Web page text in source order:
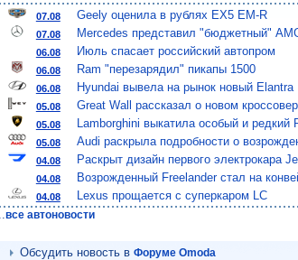
07.08 Geely оценила в рублях EX5 EM-R
07.08 Mercedes представил "бюджетный"
06.08 Июль спасает российский автопром
06.08 Ram "перезарядил" пикапы 1500
06.08 Hyundai вывела на рынок новый Elantra
05.08 Great Wall рассказал о новом
05.08 Lamborghini выкатила особый и редкий
05.08 Audi раскрыла подробности о
04.08 Раскрыт дизайн первого электрокара
04.08 Возрожденный Freelander стал на
04.08
Lexus прощается с суперкаром LC
..все автоновости
Обсудить новость вФоруме Omoda